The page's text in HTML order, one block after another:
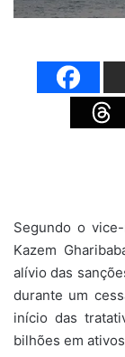
Segundo o
Kazem
alívio das
durante um
início das
bilhões em